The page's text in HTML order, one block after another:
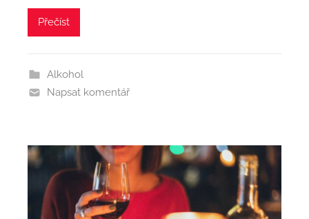
Přečíst
Alkohol
Napsat komentář